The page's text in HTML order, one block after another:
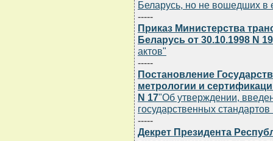
Беларусь, но не вошедших в
-----
Приказ Министерства
Беларусь от 30.10.1998 N
актов"
-----
Постановление
метрологии и
N 17"Об утверждении,
государственных
-----
Декрет Президента